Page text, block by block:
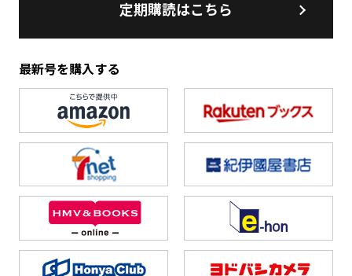
定期購読はこちら
最新号を購入する